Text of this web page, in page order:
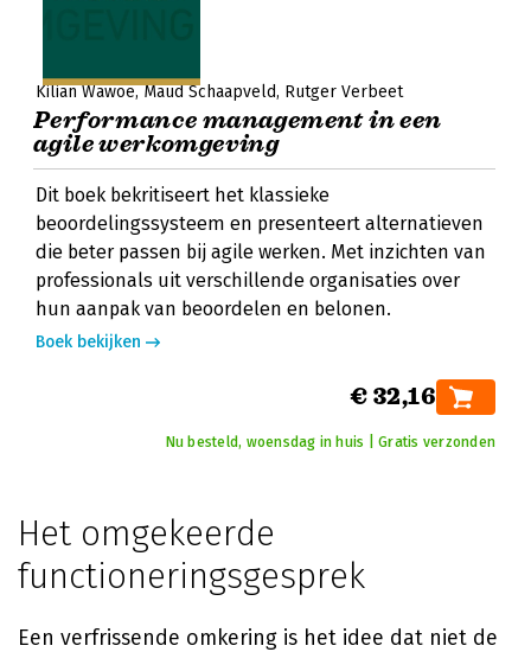
Kilian Wawoe Maud Schaapveld Rutger Verbeet
Performance management in een
agile werkomgeving
Dit boek bekritiseert het klassieke
beoordelingssysteem en presenteert alternatieven
die beter passen bij agile werken. Met inzichten van
professionals uit verschillende organisaties over
hun aanpak van beoordelen en belonen.
Boek bekijken
€ 32,16
Nu besteld, woensdag in huis | Gratis verzonden
Het omgekeerde
functioneringsgesprek
Een verfrissende omkering is het idee dat niet de